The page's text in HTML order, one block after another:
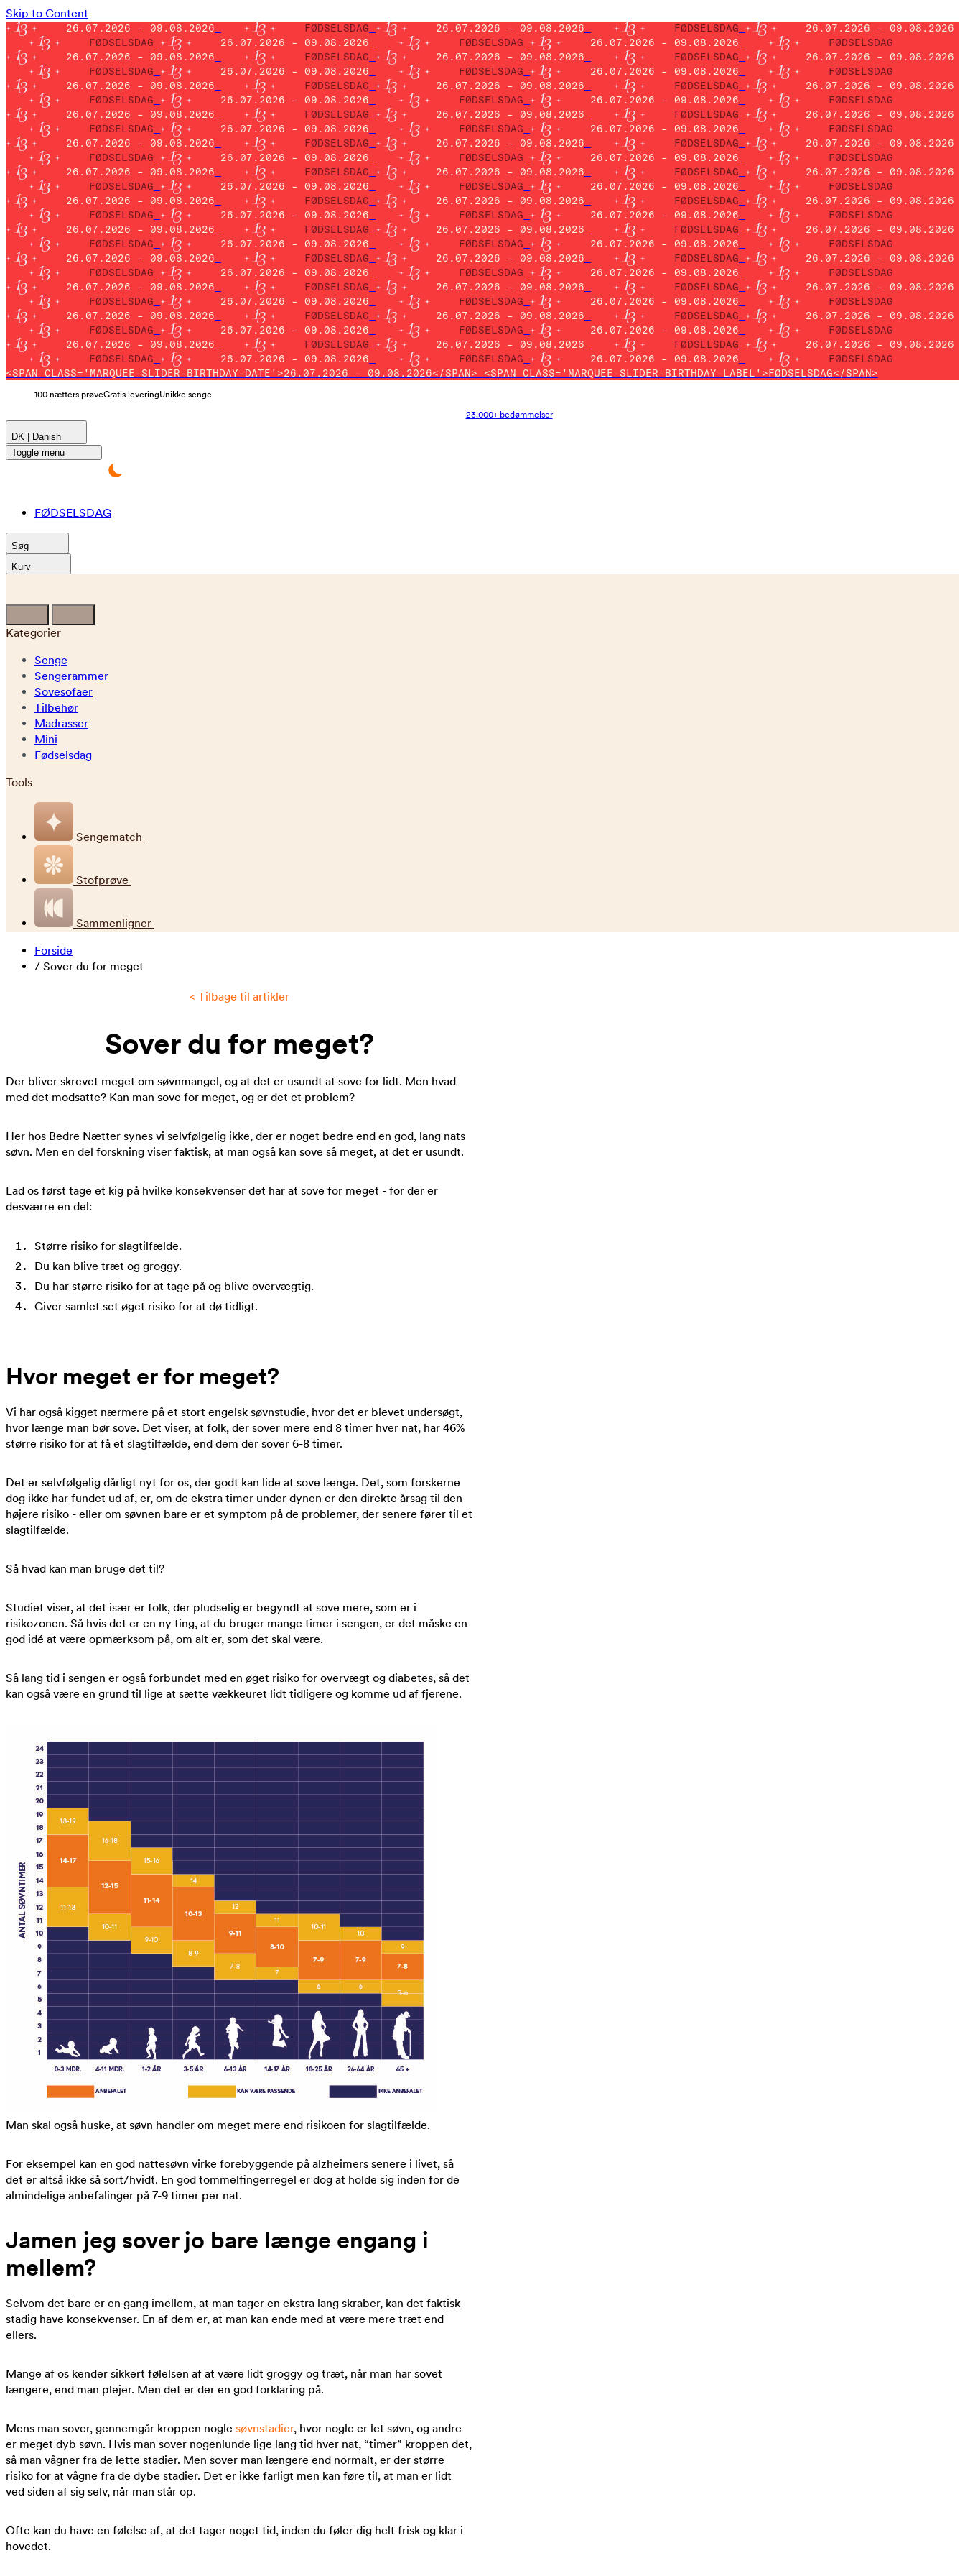
Skip to Content
26.07.2026 – 09.08.2026 FØDSELSDAG 26.07.2026 – 09.08.2026 FØDSELSDAG
26.07.2026 – 09.08.2026
FØDSELSDAG
26.07.2026 – 09.08.2026 FØDSELSDAG 26.07.2026 – 09.08.2026
FØDSELSDAG
26.07.2026 – 09.08.2026
FØDSELSDAG 26.07.2026 – 09.08.2026 FØDSELSDAG
26.07.2026 – 09.08.2026
FØDSELSDAG
26.07.2026 – 09.08.2026 FØDSELSDAG 26.07.2026 – 09.08.2026
FØDSELSDAG
26.07.2026 – 09.08.2026
FØDSELSDAG 26.07.2026 – 09.08.2026 FØDSELSDAG
26.07.2026 – 09.08.2026
FØDSELSDAG
26.07.2026 – 09.08.2026 FØDSELSDAG 26.07.2026 – 09.08.2026
FØDSELSDAG
26.07.2026 – 09.08.2026
FØDSELSDAG 26.07.2026 – 09.08.2026 FØDSELSDAG
26.07.2026 – 09.08.2026
FØDSELSDAG
26.07.2026 – 09.08.2026 FØDSELSDAG 26.07.2026 – 09.08.2026
FØDSELSDAG
26.07.2026 – 09.08.2026
FØDSELSDAG 26.07.2026 – 09.08.2026 FØDSELSDAG
26.07.2026 – 09.08.2026
FØDSELSDAG
26.07.2026 – 09.08.2026 FØDSELSDAG 26.07.2026 – 09.08.2026
FØDSELSDAG
26.07.2026 – 09.08.2026
FØDSELSDAG 26.07.2026 – 09.08.2026 FØDSELSDAG
26.07.2026 – 09.08.2026
FØDSELSDAG
26.07.2026 – 09.08.2026 FØDSELSDAG 26.07.2026 – 09.08.2026
FØDSELSDAG
26.07.2026 – 09.08.2026
FØDSELSDAG 26.07.2026 – 09.08.2026 FØDSELSDAG
26.07.2026 – 09.08.2026
FØDSELSDAG
26.07.2026 – 09.08.2026 FØDSELSDAG 26.07.2026 – 09.08.2026
FØDSELSDAG
26.07.2026 – 09.08.2026
FØDSELSDAG 26.07.2026 – 09.08.2026 FØDSELSDAG
26.07.2026 – 09.08.2026
FØDSELSDAG
26.07.2026 – 09.08.2026 FØDSELSDAG 26.07.2026 – 09.08.2026
FØDSELSDAG
26.07.2026 – 09.08.2026
FØDSELSDAG 26.07.2026 – 09.08.2026 FØDSELSDAG
26.07.2026 – 09.08.2026
FØDSELSDAG
26.07.2026 – 09.08.2026 FØDSELSDAG 26.07.2026 – 09.08.2026
FØDSELSDAG
26.07.2026 – 09.08.2026
FØDSELSDAG 26.07.2026 – 09.08.2026 FØDSELSDAG
26.07.2026 – 09.08.2026
FØDSELSDAG
26.07.2026 – 09.08.2026 FØDSELSDAG 26.07.2026 – 09.08.2026
FØDSELSDAG
26.07.2026 – 09.08.2026
FØDSELSDAG 26.07.2026 – 09.08.2026 FØDSELSDAG
26.07.2026 – 09.08.2026
FØDSELSDAG
26.07.2026 – 09.08.2026 FØDSELSDAG 26.07.2026 – 09.08.2026
FØDSELSDAG
26.07.2026 – 09.08.2026
FØDSELSDAG 26.07.2026 – 09.08.2026 FØDSELSDAG
26.07.2026 – 09.08.2026
FØDSELSDAG
26.07.2026 – 09.08.2026 FØDSELSDAG 26.07.2026 – 09.08.2026
FØDSELSDAG
<SPAN CLASS='MARQUEE-SLIDER-BIRTHDAY-DATE'>26.07.2026 – 09.08.2026</SPAN> <SPAN CLASS='MARQUEE-SLIDER-BIRTHDAY-LABEL'>FØDSELSDAG</SPAN>
100 nætters prøveGratis leveringUnikke senge
23.000+ bedømmelser
DK | Danish
Toggle menu
FØDSELSDAG
Søg
Kurv
Kategorier
Senge
Sengerammer
Sovesofaer
Tilbehør
Madrasser
Mini
Fødselsdag
Tools
Sengematch
Stofprøve
Sammenligner
Forside
/ Sover du for meget
< Tilbage til artikler
Sover du for meget?
Der bliver skrevet meget om søvnmangel, og at det er usundt at sove for lidt. Men hvad
med det modsatte? Kan man sove for meget, og er det et problem?
Her hos Bedre Nætter synes vi selvfølgelig ikke, der er noget bedre end en god, lang nats
søvn. Men en del forskning viser faktisk, at man også kan sove så meget, at det er usundt.
Lad os først tage et kig på hvilke konsekvenser det har at sove for meget - for der er
desværre en del:
Større risiko for slagtilfælde.
Du kan blive træt og groggy.
Du har større risiko for at tage på og blive overvægtig.
Giver samlet set øget risiko for at dø tidligt.
Hvor meget er for meget?
Vi har også kigget nærmere på et stort engelsk søvnstudie, hvor det er blevet undersøgt,
hvor længe man bør sove. Det viser, at folk, der sover mere end 8 timer hver nat, har 46%
større risiko for at få et slagtilfælde, end dem der sover 6-8 timer.
Det er selvfølgelig dårligt nyt for os, der godt kan lide at sove længe. Det, som forskerne
dog ikke har fundet ud af, er, om de ekstra timer under dynen er den direkte årsag til den
højere risiko - eller om søvnen bare er et symptom på de problemer, der senere fører til et
slagtilfælde.
Så hvad kan man bruge det til?
Studiet viser, at det især er folk, der pludselig er begyndt at sove mere, som er i
risikozonen. Så hvis det er en ny ting, at du bruger mange timer i sengen, er det måske en
god idé at være opmærksom på, om alt er, som det skal være.
Så lang tid i sengen er også forbundet med en øget risiko for overvægt og diabetes, så det
kan også være en grund til lige at sætte vækkeuret lidt tidligere og komme ud af fjerene.
Man skal også huske, at søvn handler om meget mere end risikoen for slagtilfælde.
For eksempel kan en god nattesøvn virke forebyggende på alzheimers senere i livet, så
det er altså ikke så sort/hvidt. En god tommelfingerregel er dog at holde sig inden for de
almindelige anbefalinger på 7-9 timer per nat.
Jamen jeg sover jo bare længe engang i
mellem?
Selvom det bare er en gang imellem, at man tager en ekstra lang skraber, kan det faktisk
stadig have konsekvenser. En af dem er, at man kan ende med at være mere træt end
ellers.
Mange af os kender sikkert følelsen af at være lidt groggy og træt, når man har sovet
længere, end man plejer. Men det er der en god forklaring på.
Mens man sover, gennemgår kroppen nogle søvnstadier, hvor nogle er let søvn, og andre
er meget dyb søvn. Hvis man sover nogenlunde lige lang tid hver nat, “timer” kroppen det,
så man vågner fra de lette stadier. Men sover man længere end normalt, er der større
risiko for at vågne fra de dybe stadier. Det er ikke farligt men kan føre til, at man er lidt
ved siden af sig selv, når man står op.
Ofte kan du have en følelse af, at det tager noget tid, inden du føler dig helt frisk og klar i
hovedet.